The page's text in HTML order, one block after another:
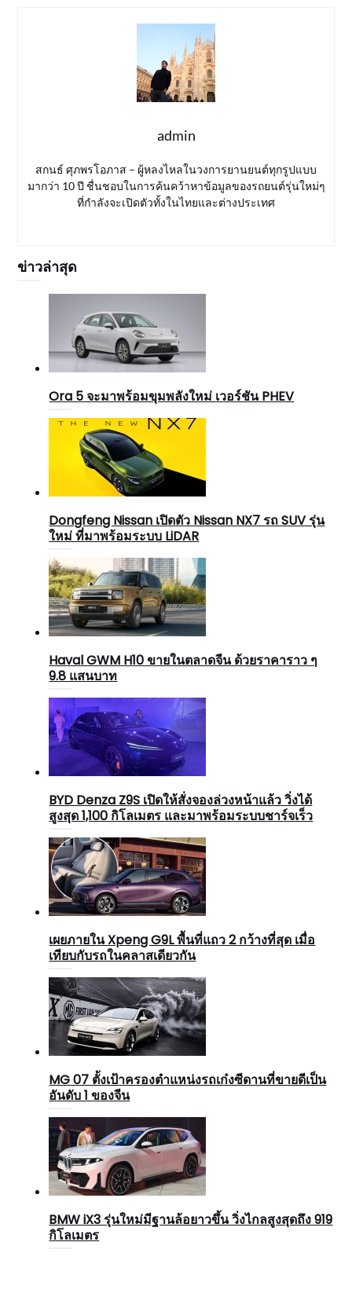
admin
สกนธ์ ศุภพรโอภาส – ผู้หลงไหลในวงการยานยนต์ทุกรูปแบบ
มากว่า 10 ปี ชื่นชอบในการค้นคว้าหาข้อมูลของรถยนต์รุ่นใหม่ๆ
ที่กำลังจะเปิดตัวทั้งในไทยและต่างประเทศ
ข่าวล่าสุด
Ora 5 จะมาพร้อมขุมพลังใหม่ เวอร์ชัน PHEV
Dongfeng Nissan เปิดตัว Nissan NX7 รถ SUV รุ่น
ใหม่ ที่มาพร้อมระบบ LiDAR
Haval GWM H10 ขายในตลาดจีน ด้วยราคาราว ๆ
9.8 แสนบาท
BYD Denza Z9S เปิดให้สั่งจองล่วงหน้าแล้ว วิ่งได้
สูงสุด 1,100 กิโลเมตร และมาพร้อมระบบชาร์จเร็ว
เผยภายใน Xpeng G9L พื้นที่แถว 2 กว้างที่สุด เมื่อ
เทียบกับรถในคลาสเดียวกัน
MG 07 ตั้งเป้าครองตำแหน่งรถเก๋งซีดานที่ขายดีเป็น
อันดับ 1 ของจีน
BMW iX3 รุ่นใหม่มีฐานล้อยาวขึ้น วิ่งไกลสูงสุดถึง 919
กิโลเมตร